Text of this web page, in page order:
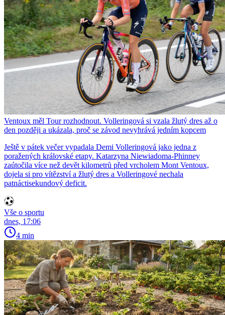
Ventoux měl Tour rozhodnout. Volleringová si vzala žlutý dres až o
den později a ukázala, proč se závod nevyhrává jedním kopcem
Ještě v pátek večer vypadala Demi Volleringová jako jedna z
poražených královské etapy. Katarzyna Niewiadoma-Phinney
zaútočila více než devět kilometrů před vrcholem Mont Ventoux,
dojela si pro vítězství a žlutý dres a Volleringové nechala
patnáctisekundový deficit.
Vše o sportu
dnes, 17:06
4 min